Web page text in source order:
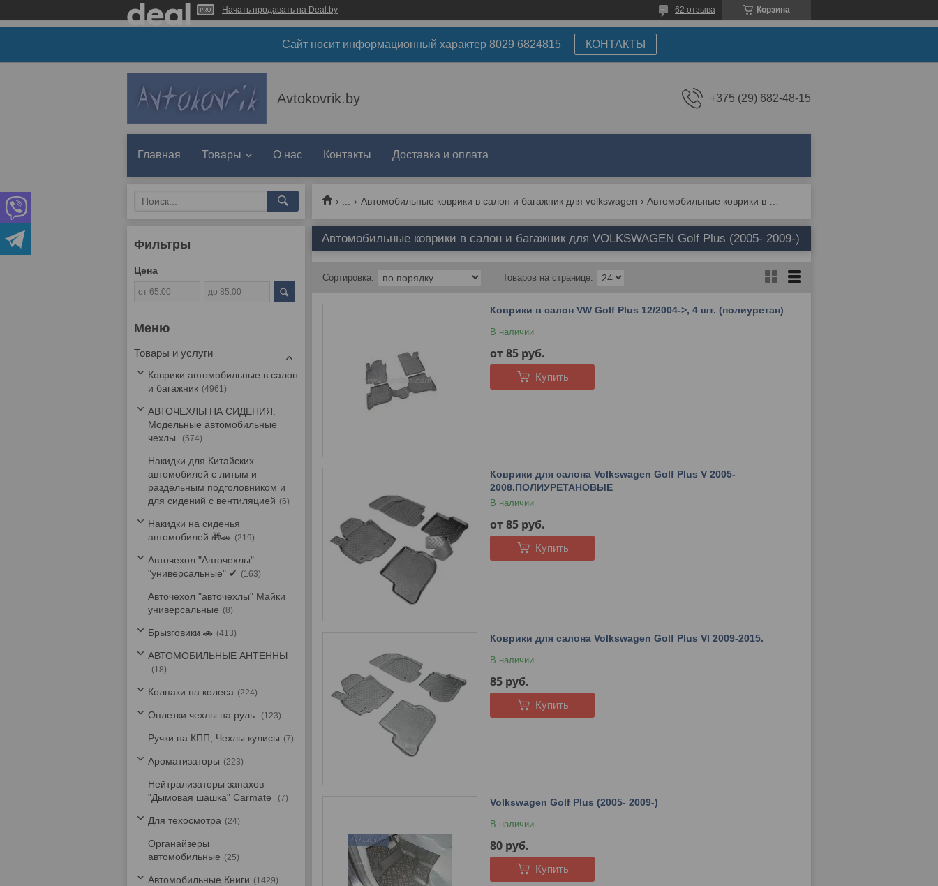
Начать продавать на Deal.by Корзина
62 отзыва
Сайт носит информационный характер 8029 6824815 КОНТАКТЫ
Avtokovrik.by +375 (29) 682-48-15
Главная Товары О нас Контакты Доставка и оплата
Автомобильные коврики в салон и багажник для volkswagen
Автомобильные коврики в салон и багажник для VOLKSWAGEN Golf Plus (2005- 2009-)
Коврики в салон VW Golf Plus 12/2004->, 4 шт. (полиуретан)
В наличии
от 85 руб.
Купить
Коврики для салона Volkswagen Golf Plus V 2005-
2008.ПОЛИУРЕТАНОВЫЕ
В наличии
от 85 руб.
Купить
Коврики для салона Volkswagen Golf Plus VI 2009-2015.
В наличии
85 руб.
Купить
Volkswagen Golf Plus (2005- 2009-)
В наличии
80 руб.
Купить
Фильтры
Цена
Товары и услуги
Коврики автомобильные в салон
и багажник
4961
АВТОЧЕХЛЫ НА СИДЕНИЯ.
Модельные автомобильные
чехлы.
574
Накидки для Китайских
автомобилей с литым и
раздельным подголовником и
для сидений с вентиляцией
6
Накидки на сиденья
автомобилей 🎁🚗
219
Авточехол "Авточехлы"
"универсальные" ✔
163
Авточехол "авточехлы" Майки
универсальные
8
Брызговики 🚗 413
АВТОМОБИЛЬНЫЕ АНТЕННЫ
18
Колпаки на колеса 224
Оплетки чехлы на руль 123
Ручки на КПП, Чехлы кулисы 7
Ароматизаторы 223
Нейтрализаторы запахов
"Дымовая шашка" Carmate
7
Для техосмотра 24
Органайзеры
автомобильные
25
Автомобильные Книги 1429